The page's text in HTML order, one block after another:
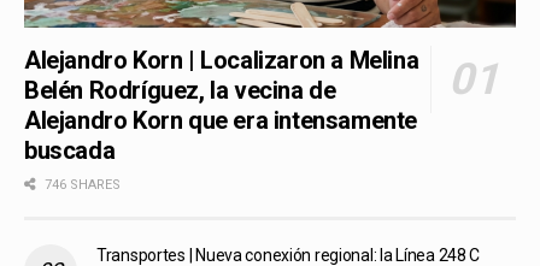
Alejandro Korn | Localizaron a Melina
Belén Rodríguez, la vecina de
Alejandro Korn que era intensamente
buscada
746 SHARES
Transportes | Nueva conexión regional: la Línea 248 C